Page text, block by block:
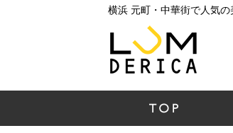
横浜 元町・中華街で人気